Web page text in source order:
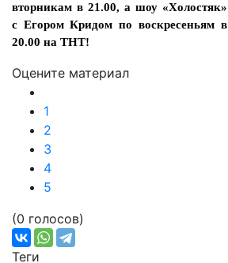
вторникам в 21.00, а шоу «Холостяк»
с Егором Кридом по воскресеньям в
20.00 на ТНТ!
Оцените материал
1
2
3
4
5
(0 голосов)
Теги